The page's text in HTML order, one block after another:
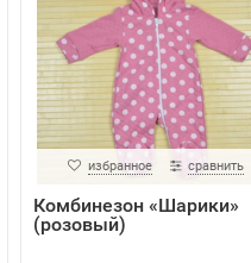
избранное сравнить
Комбинезон «Шарики»
(розовый)